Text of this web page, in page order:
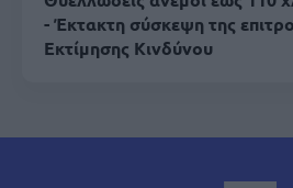
- Έκτακτη σύσκεψη της
Εκτίμησης Κινδύνου